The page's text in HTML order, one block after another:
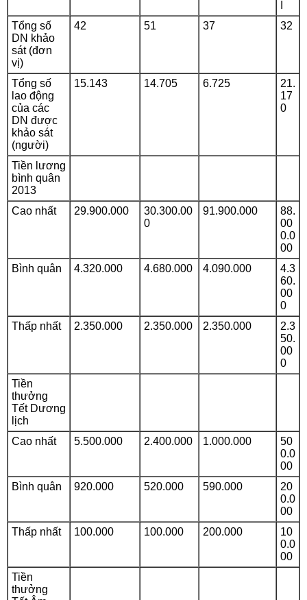
Tổng số
DN khảo
sát (đơn
vị)
42 51 37 32
Tổng số
lao động
của các
DN được
khảo sát
(người)
15.143 14.705 6.725
21.
17
0
Tiền lương
bình quân
2013
Cao nhất
29.900.000
30.300.00
0
91.900.000
88.
00
0.0
00
Bình quân
4.320.000 4.680.000 4.090.000
4.3
60.
00
0
Thấp nhất
2.350.000 2.350.000 2.350.000
2.3
50.
00
0
Tiền
thưởng
Tết Dương
lịch
Cao nhất
5.500.000 2.400.000 1.000.000
50
0.0
00
Bình quân
920.000 520.000 590.000
20
0.0
00
Thấp nhất
100.000 100.000 200.000
10
0.0
00
Tiền
thưởng